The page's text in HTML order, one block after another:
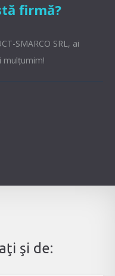
firmă?
SMARCO SRL, ai
mulțumim!
şi de: